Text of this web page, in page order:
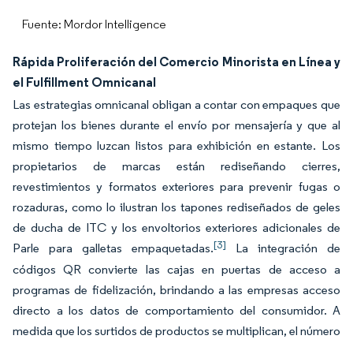
Fuente: Mordor Intelligence
Rápida Proliferación del Comercio Minorista en Línea y
el Fulfillment Omnicanal
Las estrategias omnicanal obligan a contar con empaques que
protejan los bienes durante el envío por mensajería y que al
mismo tiempo luzcan listos para exhibición en estante. Los
propietarios de marcas están rediseñando cierres,
revestimientos y formatos exteriores para prevenir fugas o
rozaduras, como lo ilustran los tapones rediseñados de geles
de ducha de ITC y los envoltorios exteriores adicionales de
Parle para galletas empaquetadas.[3]
La integración de
códigos QR convierte las cajas en puertas de acceso a
programas de fidelización, brindando a las empresas acceso
directo a los datos de comportamiento del consumidor. A
medida que los surtidos de productos se multiplican, el número